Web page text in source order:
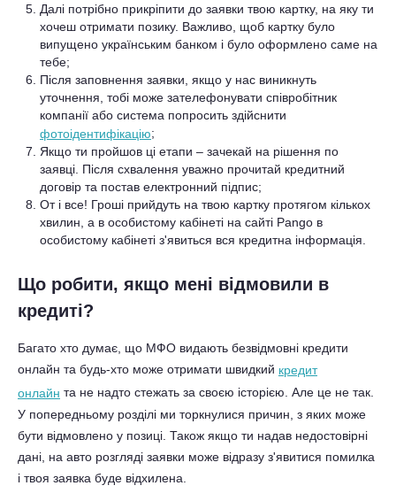
Далі потрібно прикріпити до заявки твою картку, на яку ти
хочеш отримати позику. Важливо, щоб картку було
випущено українським банком і було оформлено саме на
тебе;
Після заповнення заявки, якщо у нас виникнуть
уточнення, тобі може зателефонувати співробітник
компанії або система попросить здійснити
фотоідентифікацію;
Якщо ти пройшов ці етапи – зачекай на рішення по
заявці. Після схвалення уважно прочитай кредитний
договір та постав електронний підпис;
От і все! Гроші прийдуть на твою картку протягом кількох
хвилин, а в особистому кабінеті на сайті Pango в
особистому кабінеті з'явиться вся кредитна інформація.
Що робити, якщо мені відмовили в
кредиті?
Багато хто думає, що МФО видають безвідмовні кредити
онлайн та будь-хто може отримати швидкий кредит
онлайн та не надто стежать за своєю історією. Але це не так.
У попередньому розділі ми торкнулися причин, з яких може
бути відмовлено у позиці. Також якщо ти надав недостовірні
дані, на авто розгляді заявки може відразу з'явитися помилка
і твоя заявка буде відхилена.